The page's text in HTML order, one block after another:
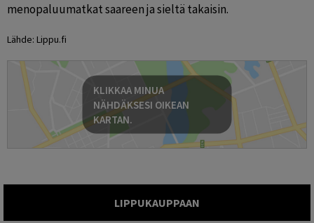
menopaluumatkat saareen ja sieltä takaisin.
Lähde: Lippu.fi
KLIKKAA MINUA
NÄHDÄKSESI OIKEAN
KARTAN.
LIPPUKAUPPAAN